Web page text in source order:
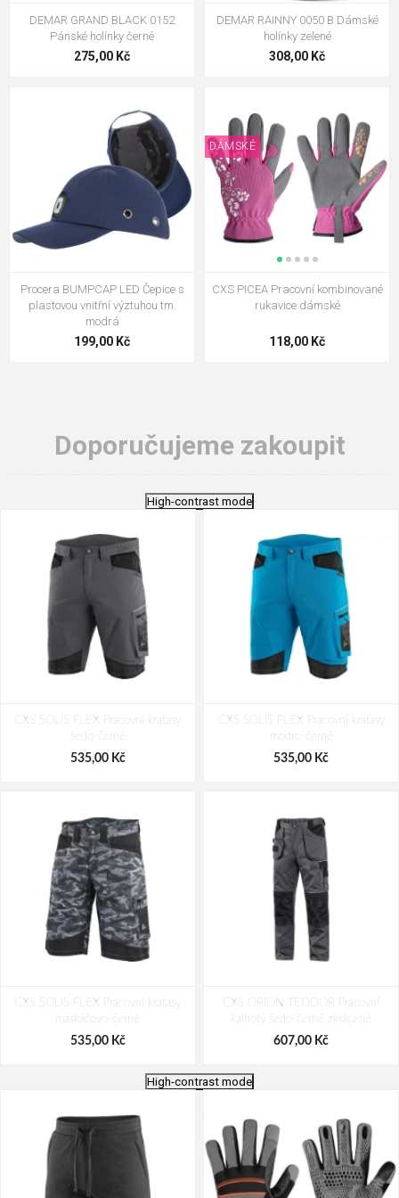
DEMAR GRAND BLACK 0152
Pánské holínky černé
275,00 Kč
DEMAR RAINNY 0050 B Dámské
holínky zelené
308,00 Kč
Procera BUMPCAP LED Čepice s
plastovou vnitřní výztuhou tm.
modrá
199,00 Kč
DÁMSKÉ
CXS PICEA Pracovní kombinované
rukavice dámské
118,00 Kč
Doporučujeme zakoupit
High-contrast mode
CXS SOLIS FLEX Pracovní kraťasy
šedo-černé
535,00 Kč
CXS SOLIS FLEX Pracovní kraťasy
modro-černé
535,00 Kč
CXS SOLIS FLEX Pracovní kraťasy
maskáčovo-černé
535,00 Kč
CXS ORION TEODOR Pracovní
kalhoty šedo-černé zkrácené
607,00 Kč
High-contrast mode